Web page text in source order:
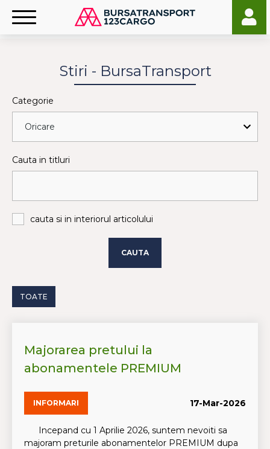
Stiri - BursaTransport
Categorie
Cauta in titluri
cauta si in interiorul articolului
CAUTA
TOATE
Majorarea pretului la
abonamentele PREMIUM
INFORMARI 17-Mar-2026
Incepand cu 1 Aprilie 2026, suntem nevoiti sa
majoram preturile abonamentelor PREMIUM dupa